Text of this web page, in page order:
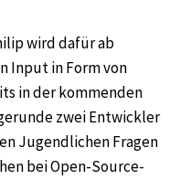
wird dafür ab
Input in Form von
in der kommenden
zwei Entwickler
Jugendlichen Fragen
bei Open-Source-